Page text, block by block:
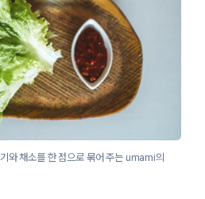
와 채소를 한 점으로 묶어 주는 umami의